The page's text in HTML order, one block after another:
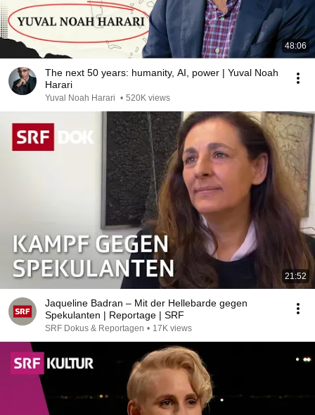
48:06
The next 50 years: humanity, AI, power | Yuval Noah
Harari
Yuval Noah Harari • 520K views
21:52
Jaqueline Badran – Mit der Hellebarde gegen
Spekulanten | Reportage | SRF
SRF Dokus & Reportagen • 17K views